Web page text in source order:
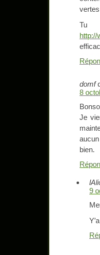
Tu
http://
domf
8
Je
bien.
9